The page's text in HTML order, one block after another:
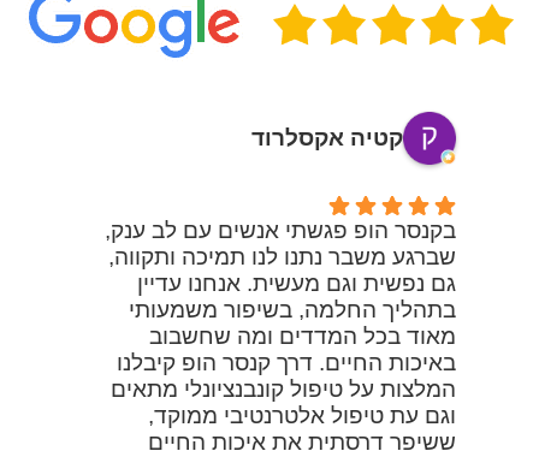
קטיה אקסלרוד
בקנסר הופ פגשתי אנשים עם לב ענק,
שברגע משבר נתנו לנו תמיכה ותקווה,
גם נפשית וגם מעשית. אנחנו עדיין
בתהליך החלמה, בשיפור משמעותי
מאוד בכל המדדים ומה שחשבוב
באיכות החיים. דרך קנסר הופ קיבלנו
המלצות על טיפול קונבנציונלי מתאים
וגם עת טיפול אלטרנטיבי ממוקד,
ששיפר דרסתית את איכות החיים